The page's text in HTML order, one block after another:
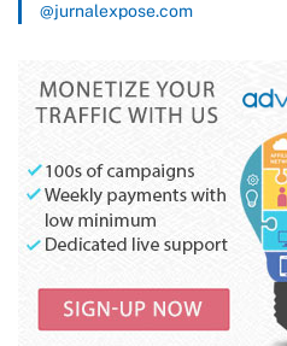
@jurnalexpose.com